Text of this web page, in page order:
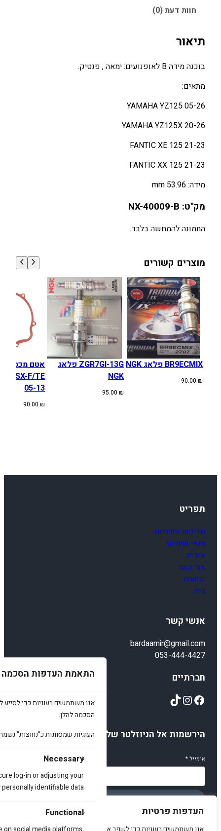
העדפות פרטיות
התאמת העדפות הסכמה
אנו משתמשים בעוגיות כדי לסייע
הסכמה להלן.
העוגיות שמסווגות כ"נחוצות"
Necessary
log-in or adjusting your
identifiable data.
Functional
ה
Y
M
A
A
F
A
T
C
X
E
1
/
2
6
חוות דעת (0)
תיאור
בוכנה מידה B לאופנועים: ימאה , פנטיק.
מתאים:
YAMAHA YZ125 05-26
YAMAHA YZ125X 20-26
FANTIC XE 125 21-23
FANTIC XX 125 21-23
מידה: 53.96 mm
מק"ט: NX-40009-B
התמונה להמחשה בלבד.
מוצרים קשורים
BR9ECMIX פלאג NGK
90.00 ₪
ZGR7GI-13G פלאג
NGK
95.00₪
אטם מכסה
SX-F/TE
05-13
90.00₪
תפריט
מדיניות ופרטיות
תנאי שימוש
אודות
צור קשר
נגישות
בית
אנשי קשר
bardaamir@gmail.com
053-444-4427
חברתיים
Facebook
Instagram
TikTok
הירשמות אל הניוזלטר שלנו
אימייל*